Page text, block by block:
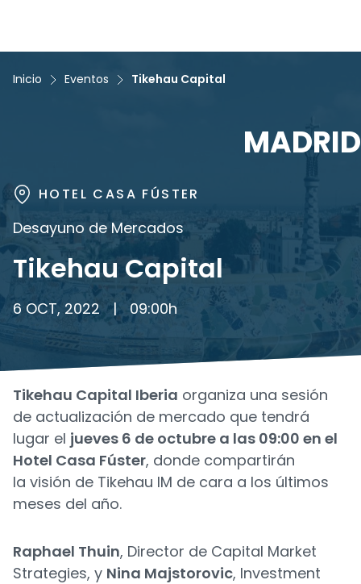
Inicio Eventos Tikehau Capital
MADRID
HOTEL CASA FÚSTER
Desayuno de Mercados
Tikehau Capital
6 OCT, 2022 | 09:00h
Tikehau Capital Iberia organiza una sesión
de actualización de mercado que tendrá
lugar el jueves 6 de octubre a las 09:00 en el
Hotel Casa Fúster, donde compartirán
la visión de Tikehau IM de cara a los últimos
meses del año.
Raphael Thuin, Director de Capital Market
Strategies, y Nina Majstorovic, Investment